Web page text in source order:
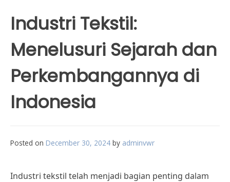
Industri Tekstil:
Menelusuri Sejarah dan
Perkembangannya di
Indonesia
Posted on December 30, 2024 by adminvwr
Industri tekstil telah menjadi bagian penting dalam